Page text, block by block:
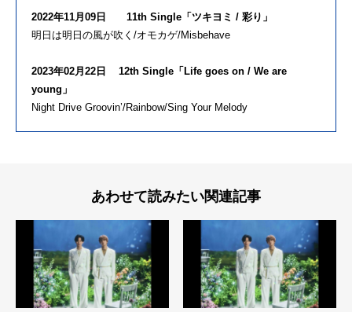
2022年11月09日 11th Single「ツキヨミ / 彩り」
明日は明日の風が吹く/オモカゲ/Misbehave
2023年02月22日 12th Single「Life goes on / We are
young」
Night Drive Groovin’/Rainbow/Sing Your Melody
あわせて読みたい関連記事